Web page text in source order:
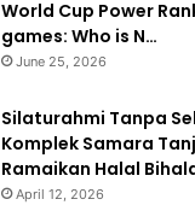
World Cup Power
games: Who is N…
June 25, 2026
Silaturahmi Tanpa
Komplek Samara
Ramaikan Halal
April 12, 2026